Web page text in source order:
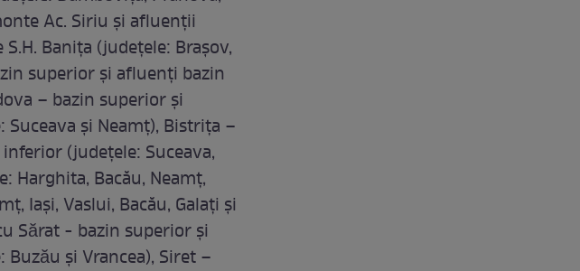
Ac. Siriu şi afluenţii
Baniţa (judeţele: Braşov,
superior şi afluenţi bazin
– bazin superior şi
şi Neamţ), Bistriţa –
(judeţele: Suceava,
Harghita, Bacău, Neamţ,
Iaşi, Vaslui, Bacău, Galaţi şi
Sӑrat - bazin superior și
şi Vrancea), Siret –